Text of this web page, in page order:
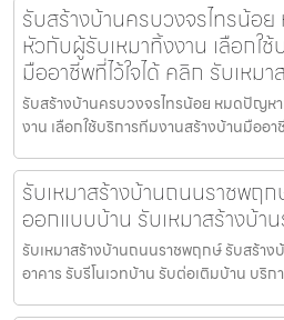
รับสร้างบ้านครบวงจรไทรน้อ
หัวกับผู้รับเหมาทิ้งงาน เลือกใ
มืออาชีพที่ไว้ใจได้ คลิก รับเหม
รับสร้างบ้านครบวงจรไทรน้อย หมดปัญห
งาน เลือกใช้บริการทีมงานสร้างบ้านมืออา
รับเหมาสร้างบ้านถนนราชพฤ
ออกแบบบ้าน รับเหมาสร้างบ้า
รับเหมาสร้างบ้านถนนราชพฤกษ์ รับสร้าง
อาคาร รับรีโนเวทบ้าน รับต่อเติมบ้าน บริก